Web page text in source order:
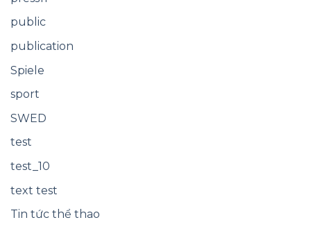
public
publication
Spiele
sport
SWED
test
test_10
text test
Tin tức thể thao